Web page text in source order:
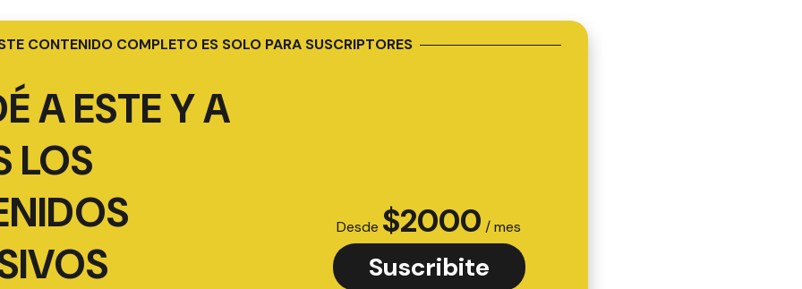
CONTENIDO COMPLETO ES SOLO PARA SUSCRIPTORES
A ESTE Y A
LOS
Desde $2000 / mes
Suscribite